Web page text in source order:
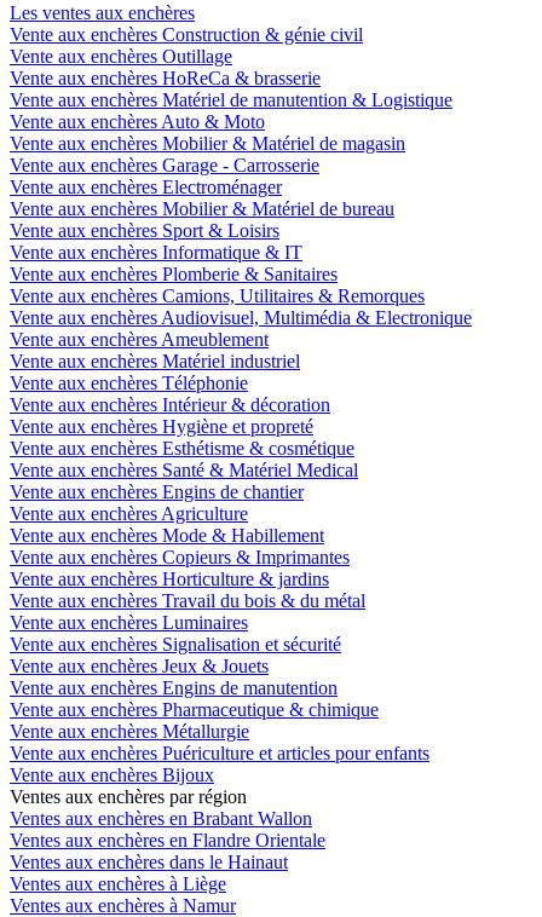
Les ventes aux enchères
Vente aux enchères Construction & génie civil
Vente aux enchères Outillage
Vente aux enchères HoReCa & brasserie
Vente aux enchères Matériel de manutention & Logistique
Vente aux enchères Auto & Moto
Vente aux enchères Mobilier & Matériel de magasin
Vente aux enchères Garage - Carrosserie
Vente aux enchères Electroménager
Vente aux enchères Mobilier & Matériel de bureau
Vente aux enchères Sport & Loisirs
Vente aux enchères Informatique & IT
Vente aux enchères Plomberie & Sanitaires
Vente aux enchères Camions, Utilitaires & Remorques
Vente aux enchères Audiovisuel, Multimédia & Electronique
Vente aux enchères Ameublement
Vente aux enchères Matériel industriel
Vente aux enchères Téléphonie
Vente aux enchères Intérieur & décoration
Vente aux enchères Hygiène et propreté
Vente aux enchères Esthétisme & cosmétique
Vente aux enchères Santé & Matériel Medical
Vente aux enchères Engins de chantier
Vente aux enchères Agriculture
Vente aux enchères Mode & Habillement
Vente aux enchères Copieurs & Imprimantes
Vente aux enchères Horticulture & jardins
Vente aux enchères Travail du bois & du métal
Vente aux enchères Luminaires
Vente aux enchères Signalisation et sécurité
Vente aux enchères Jeux & Jouets
Vente aux enchères Engins de manutention
Vente aux enchères Pharmaceutique & chimique
Vente aux enchères Métallurgie
Vente aux enchères Puériculture et articles pour enfants
Vente aux enchères Bijoux
Ventes aux enchères par région
Ventes aux enchères en Brabant Wallon
Ventes aux enchères en Flandre Orientale
Ventes aux enchères dans le Hainaut
Ventes aux enchères à Liège
Ventes aux enchères à Namur